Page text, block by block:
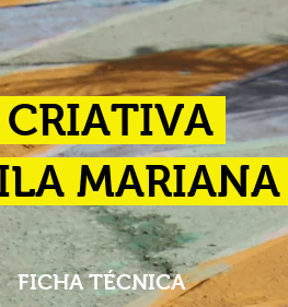
MARIANA
FICHA TÉCNICA